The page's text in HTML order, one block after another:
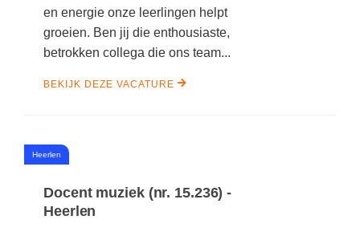
en energie onze leerlingen helpt
groeien. Ben jij die enthousiaste,
betrokken collega die ons team...
BEKIJK DEZE VACATURE
Heerlen
Docent muziek (nr. 15.236) -
Heerlen